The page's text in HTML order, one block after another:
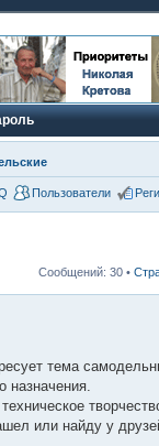
Пользователи
Сообщений: 30 •
тема
назначения.
или найду у